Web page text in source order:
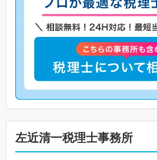
左近清一税理士事務所